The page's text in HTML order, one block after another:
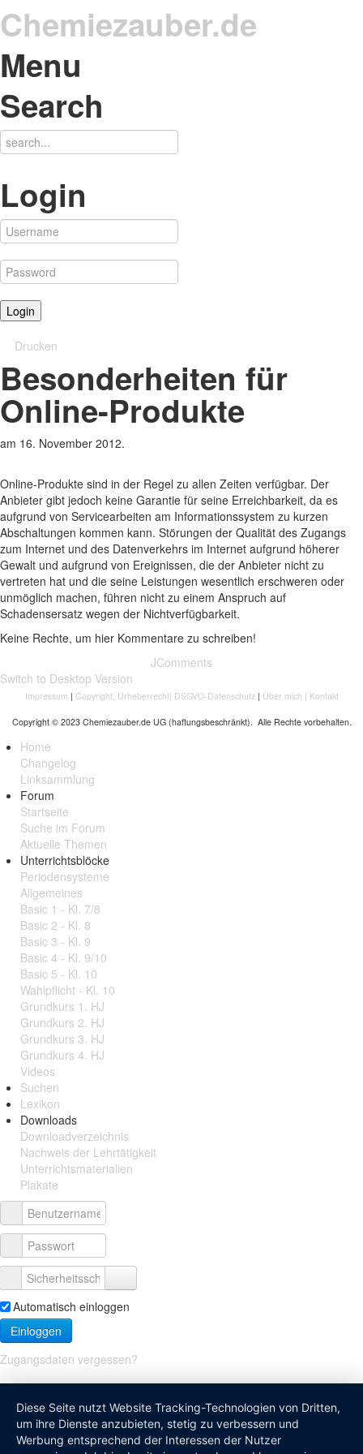
Chemiezauber.de
Menu
Search
Login
Drucken
Besonderheiten für
Online-Produkte
am 16. November 2012.
Online-Produkte sind in der Regel zu allen Zeiten verfügbar. Der
Anbieter gibt jedoch keine Garantie für seine Erreichbarkeit, da es
aufgrund von Servicearbeiten am Informationssystem zu kurzen
Abschaltungen kommen kann. Störungen der Qualität des Zugangs
zum Internet und des Datenverkehrs im Internet aufgrund höherer
Gewalt und aufgrund von Ereignissen, die der Anbieter nicht zu
vertreten hat und die seine Leistungen wesentlich erschweren oder
unmöglich machen, führen nicht zu einem Anspruch auf
Schadensersatz wegen der Nichtverfügbarkeit.
Keine Rechte, um hier Kommentare zu schreiben!
JComments
Switch to Desktop Version
Impressum | Copyright, Urheberrecht| DSGVO-Datenschutz| Über mich | Kontakt
Copyright © 2023 Chemiezauber.de UG (haftungsbeschränkt). Alle Rechte vorbehalten.
Home
Changelog
Linksammlung
Forum
Startseite
Suche im Forum
Aktuelle Themen
Unterrichtsblöcke
Periodensysteme
Allgemeines
Basic 1 - Kl. 7/8
Basic 2 - Kl. 8
Basic 3 - Kl. 9
Basic 4 - Kl. 9/10
Basic 5 - Kl. 10
Wahlpflicht - Kl. 10
Grundkurs 1. HJ
Grundkurs 2. HJ
Grundkurs 3. HJ
Grundkurs 4. HJ
Videos
Suchen
Lexikon
Downloads
Downloadverzeichnis
Nachweis der Lehrtätigkeit
Unterrichtsmaterialien
Plakate
Automatisch einloggen
Einloggen
Zugangsdaten vergessen?
Diese Seite nutzt Website Tracking-Technologien von Dritten,
um ihre Dienste anzubieten, stetig zu verbessern und
Werbung entsprechend der Interessen der Nutzer